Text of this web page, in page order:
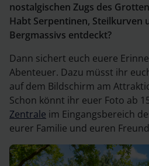
nostalgischen Zugs des
Habt Serpentinen, Steilkurven
Bergmassivs entdeckt?
Dann sichert euch euere
Abenteuer. Dazu müsst ihr
auf dem Bildschirm am
Schon könnt ihr euer Foto ab
Zentrale im Eingangsbereich
eurer Familie und euren